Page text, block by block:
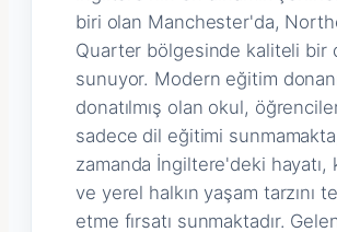
biri olan Manchester'da,
Quarter bölgesinde kaliteli bir
sunuyor. Modern eğitim
donatılmış olan okul,
sadece dil eğitimi
zamanda İngiltere'deki hayatı,
ve yerel halkın yaşam tarzını
etme fırsatı sunmaktadır.